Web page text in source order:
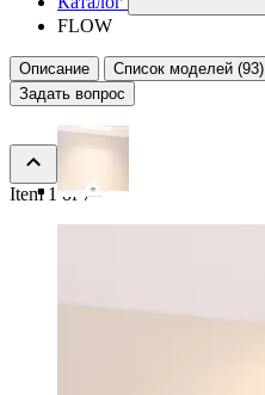
FLOW
Описание
Список моделей (93)
Задать вопрос
Item 1 of 7